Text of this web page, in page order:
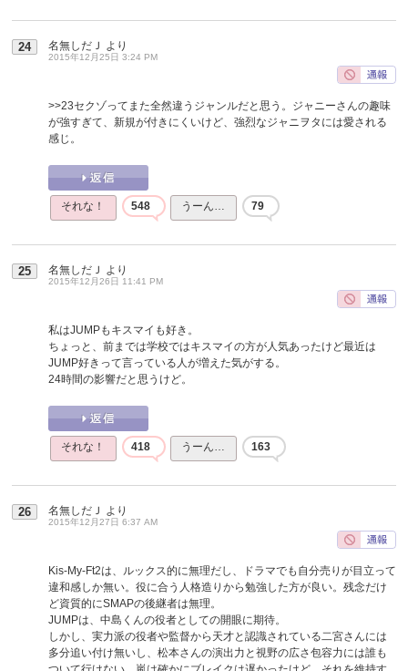
24 名無しだＪ より
2015年12月25日 3:24 PM
>>23セクゾってまた全然違うジャンルだと思う。ジャニーさんの趣味
が強すぎて、新規が付きにくいけど、強烈なジャニヲタには愛される
感じ。
それな！ 548 うーん… 79
25 名無しだＪ より
2015年12月26日 11:41 PM
私はJUMPもキスマイも好き。
ちょっと、前までは学校ではキスマイの方が人気あったけど最近は
JUMP好きって言っている人が増えた気がする。
24時間の影響だと思うけど。
それな！ 418 うーん… 163
26 名無しだＪ より
2015年12月27日 6:37 AM
Kis-My-Ft2は、ルックス的に無理だし、ドラマでも自分売りが目立って
違和感しか無い。役に合う人格造りから勉強した方が良い。残念だけ
ど資質的にSMAPの後継者は無理。
JUMPは、中島くんの役者としての開眼に期待。
しかし、実力派の役者や監督から天才と認識されている二宮さんには
多分追い付け無いし、松本さんの演出力と視野の広さ包容力には誰も